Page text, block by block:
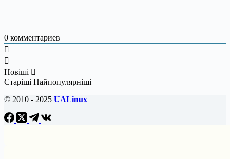
0 комментариев
Новіші
Старіші Найпопулярніші
© 2010 - 2025 UALinux